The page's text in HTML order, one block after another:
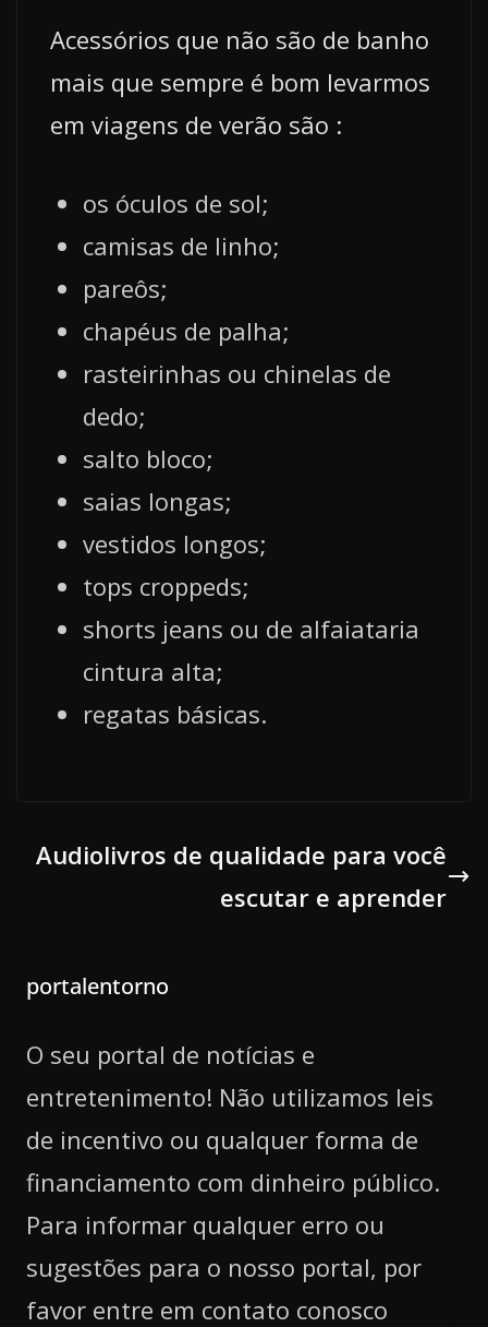
Acessórios que não são de banho
mais que sempre é bom levarmos
em viagens de verão são :
os óculos de sol;
camisas de linho;
pareôs;
chapéus de palha;
rasteirinhas ou chinelas de
dedo;
salto bloco;
saias longas;
vestidos longos;
tops croppeds;
shorts jeans ou de alfaiataria
cintura alta;
regatas básicas.
Audiolivros de qualidade para você
escutar e aprender
portalentorno
O seu portal de notícias e
entretenimento! Não utilizamos leis
de incentivo ou qualquer forma de
financiamento com dinheiro público.
Para informar qualquer erro ou
sugestões para o nosso portal, por
favor entre em contato conosco